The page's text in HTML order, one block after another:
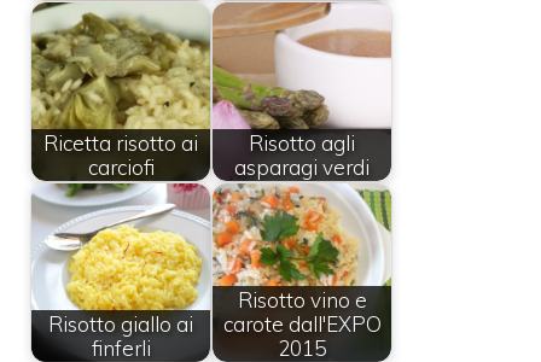
Ricetta risotto ai
carciofi
Risotto agli
asparagi verdi
Risotto giallo ai
finferli
Risotto vino e
carote dall'EXPO
2015